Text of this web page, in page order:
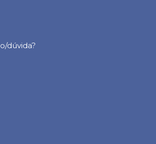
dúvida?